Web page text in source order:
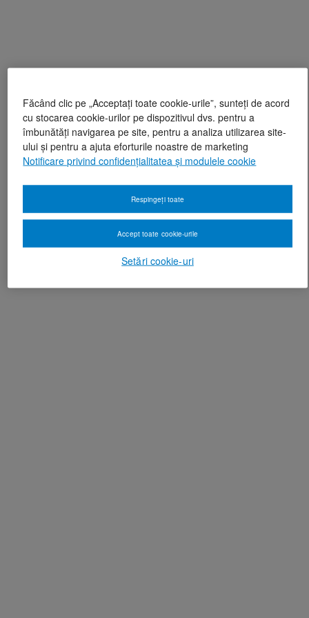
Făcând clic pe „Acceptați toate cookie-urile”, sunteți de acord
cu stocarea cookie-urilor pe dispozitivul dvs. pentru a
îmbunătăți navigarea pe site, pentru a analiza utilizarea site-
ului și pentru a ajuta eforturile noastre de marketing
Notificare privind confidențialitatea și modulele cookie
Setări cookie-uri
Respingeți toate
Accept toate cookie-urile